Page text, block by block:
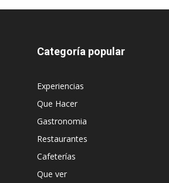
Categoría popular
Experiencias
Que Hacer
Gastronomia
Restaurantes
Cafeterías
Que ver